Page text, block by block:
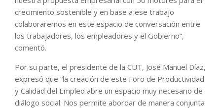
crecimiento sostenible y en base a ese trabajo
colaboraremos en este espacio de conversación entre
los trabajadores, los empleadores y el Gobierno”,
comentó.
Por su parte, el presidente de la CUT, José Manuel Díaz,
expresó que “la creación de este Foro de Productividad
y Calidad del Empleo abre un espacio muy necesario de
diálogo social. Nos permite abordar de manera conjunta